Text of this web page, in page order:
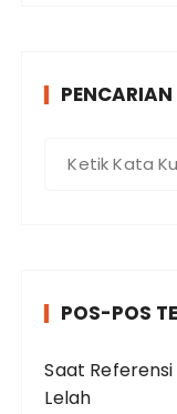
PENCARIAN
i
n
u
POS-POS
Saat
Lelah